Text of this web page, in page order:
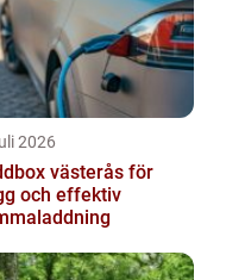
2026
västerås för
och effektiv